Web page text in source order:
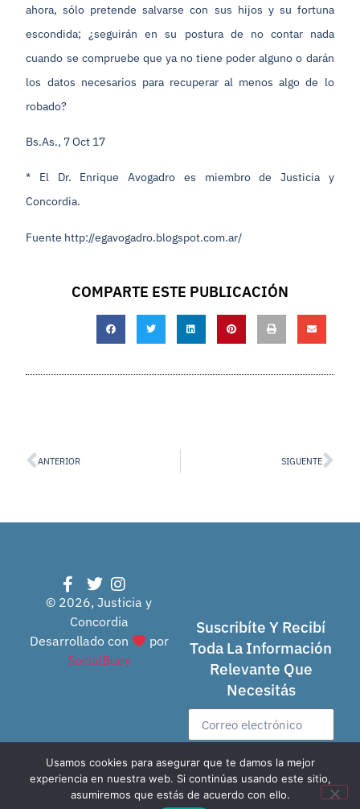
ahora, sólo pretende salvarse con sus hijos y su fortuna
escondida; ¿seguirán en su postura de no contar nada
cuando se compruebe que ya no tiene poder alguno o darán
los datos necesarios para recuperar al menos algo de lo
robado?
Bs.As., 7 Oct 17
* El Dr. Enrique Avogadro es miembro de Justicia y
Concordia.
Fuente http://egavogadro.blogspot.com.ar/
COMPARTE ESTE PUBLICACIÓN
ANTERIOR SIGUENTE
© 2026, Justicia y
Concordia
Desarrollado con
por
SocialBuey
Suscribíte Y Recibí
Toda La Información
Relevante Que
Necesitás
Enviar
Usamos cookies para asegurar que te damos la mejor
experiencia en nuestra web. Si continúas usando este sitio,
asumiremos que estás de acuerdo con ello.